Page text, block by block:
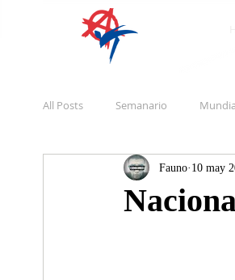
All Posts Semanario
Fauno 10 may